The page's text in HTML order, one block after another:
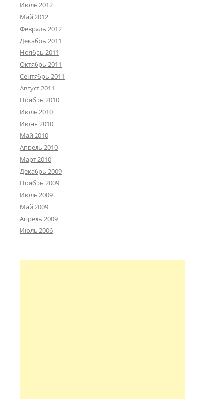
Июль 2012
Май 2012
Февраль 2012
Декабрь 2011
Ноябрь 2011
Октябрь 2011
Сентябрь 2011
Август 2011
Ноябрь 2010
Июль 2010
Июнь 2010
Май 2010
Апрель 2010
Март 2010
Декабрь 2009
Ноябрь 2009
Июль 2009
Май 2009
Апрель 2009
Июль 2006